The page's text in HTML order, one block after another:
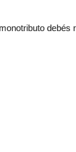
debés